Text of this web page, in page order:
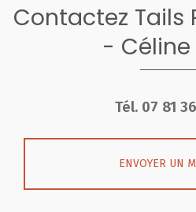
Contactez Tails
-
Tél. 07 81
ENVOYER UN